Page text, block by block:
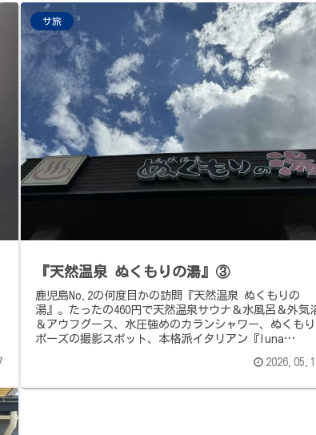
サ旅
『天然温泉 ぬくもりの湯』③
鹿児島No.2の何度目かの訪問『天然温泉 ぬくもりの
湯』。たったの460円で天然温泉サウナ＆水風呂＆外気
＆アウフグース、水圧強めのカランシャワー、ぬくもり
ポーズの撮影スポット、本格派イタリアン『luna